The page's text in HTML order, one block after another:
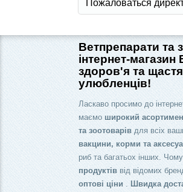
Пожаловаться
Ветпрепарати та
інтернет-
здоров'я та
улюбленців!
Ласкаво просимо до
маємоширокий
та зоотоварів для всіх
вакцини, корми та
риб та багатьох інших.
продуктів від відомих
оптові ціни. Швидка